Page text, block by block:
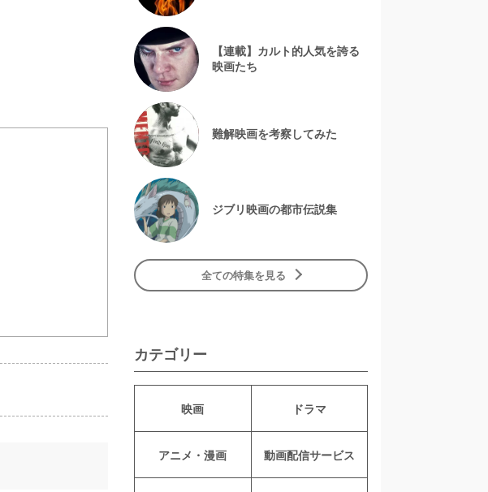
【連載】カルト的人気を誇る
映画たち
難解映画を考察してみた
ジブリ映画の都市伝説集
全ての特集を見る
カテゴリー
映画 ドラマ
アニメ・漫画 動画配信サービス